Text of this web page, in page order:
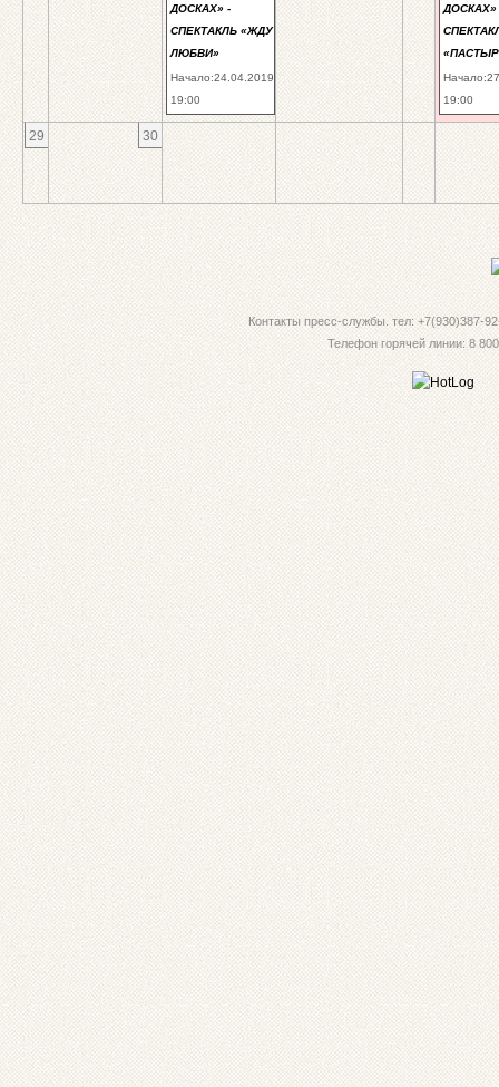
ДОСКАХ» -
СПЕКТАКЛЬ «ЖДУ
ЛЮБВИ»
Начало:24.04.2019
19:00
ДОСКАХ»
19:00
29 30
Контакты пресс-службы. тел: +7(930)387-
Телефон горячей линии: 8